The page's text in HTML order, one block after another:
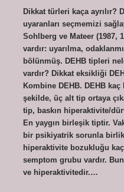
Dikkat türleri kaça ayrılır?
uyaranları seçmemizi
Sohlberg ve Mateer (1987,
vardır: uyarılma,
bölünmüş. DEHB tipleri
vardır? Dikkat eksikliği
Kombine DEHB. DEHB
şekilde, üç alt tip ortaya
tip, baskın hiperaktivite/
En yaygın birleşik tiptir.
bir psikiyatrik sorunla
hiperaktivite bozukluğu
semptom grubu vardır.
ve hiperaktivitedir.…